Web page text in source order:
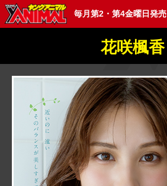
毎月第2・第4金曜日発売
花咲楓香